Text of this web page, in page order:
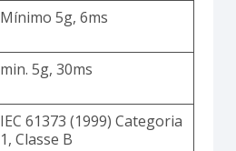
Mínimo 5g, 6ms
min. 5g, 30ms
IEC 61373 (1999) Categoria
1, Classe B